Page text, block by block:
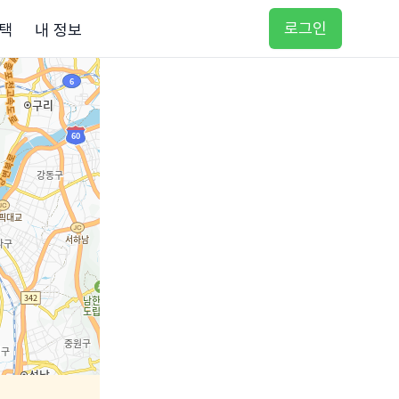
내 정보 로그인